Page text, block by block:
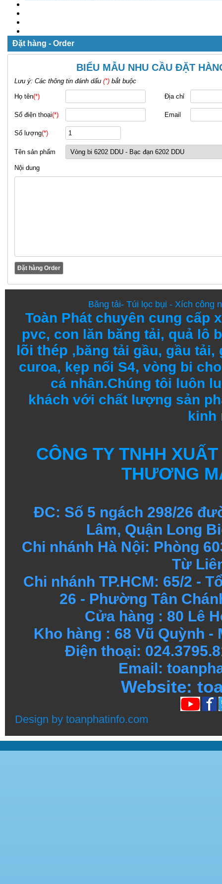
Đặt hàng - Order
BIỂU MẪU NHU CẦU ĐẶT
Lưu ý: Các thông tin đánh dấu (*) bắt buộc
Họ tên(*) Địa chỉ
Số điện thoại(*) Email
Số lượng(*)
Tên sản phẩm
Nội dung
Băng tải- Túi lọc bụi - Xích công
Toàn Phát chuyên cung cấp
pvc, con lăn băng tải, quả lô
lõi thép ,băng tải gầu, gầu tải,
curoa, kẹp nối S4, vòng bi
cá nhân.Chúng tôi luôn
khách với chất lượng sản
kinh
CÔNG TY TNHH
THƯƠNG
ĐC: Số 5 ngách 298/26
Lâm, Quận Long
Chi nhánh Hà Nội: Phòng
Từ
Chi nhánh TP.HCM: 65/2 -
26 - Phường Tân
Cửa hàng : 80 Lê
Kho hàng : 68 Vũ Quỳnh -
Điện thoại:
Email:
Website:
Design by toanphatinfo.com